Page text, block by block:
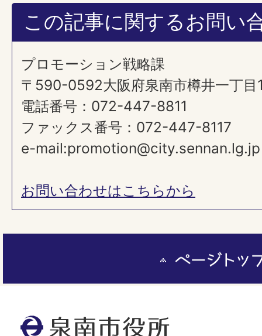
この記事に関するお問い
プロモーション戦略課
〒590-0592大阪府泉南市樽井一丁目
電話番号：072-447-8811
ファックス番号：072-447-8117
e-mail:promotion@city.sennan.lg.jp
お問い合わせはこちらから
泉